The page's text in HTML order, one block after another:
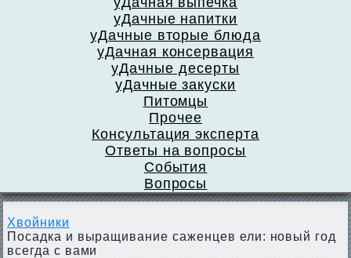
уДачные напитки
уДачные вторые блюда
уДачная консервация
уДачные десерты
уДачные закуски
Питомцы
Прочее
Консультация эксперта
Ответы на вопросы
События
Вопросы
Хвойники
Посадка и выращивание саженцев ели: новый год
всегда с вами